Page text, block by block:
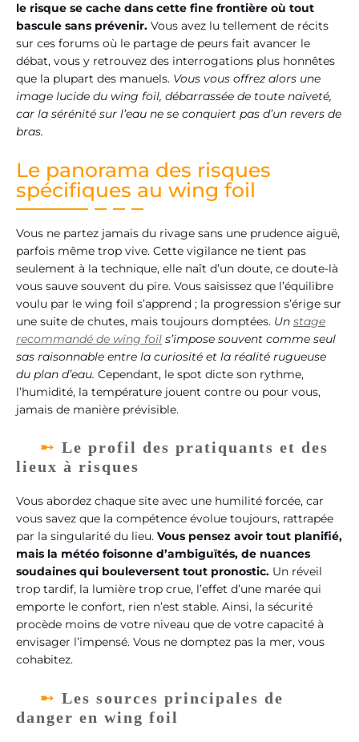
le risque se cache dans cette fine frontière où tout
bascule sans prévenir. Vous avez lu tellement de récits
sur ces forums où le partage de peurs fait avancer le
débat, vous y retrouvez des interrogations plus honnêtes
que la plupart des manuels. Vous vous offrez alors une
image lucide du wing foil, débarrassée de toute naïveté,
car la sérénité sur l’eau ne se conquiert pas d’un revers de
bras.
Le panorama des risques
spécifiques au wing foil
Vous ne partez jamais du rivage sans une prudence aiguë,
parfois même trop vive. Cette vigilance ne tient pas
seulement à la technique, elle naît d’un doute, ce doute-là
vous sauve souvent du pire. Vous saisissez que l’équilibre
voulu par le wing foil s’apprend ; la progression s’érige sur
une suite de chutes, mais toujours domptées. Un stage
recommandé de wing foil s’impose souvent comme seul
sas raisonnable entre la curiosité et la réalité rugueuse
du plan d’eau. Cependant, le spot dicte son rythme,
l’humidité, la température jouent contre ou pour vous,
jamais de manière prévisible.
Le profil des pratiquants et des
lieux à risques
Vous abordez chaque site avec une humilité forcée, car
vous savez que la compétence évolue toujours, rattrapée
par la singularité du lieu. Vous pensez avoir tout planifié,
mais la météo foisonne d’ambiguïtés, de nuances
soudaines qui bouleversent tout pronostic. Un réveil
trop tardif, la lumière trop crue, l’effet d’une marée qui
emporte le confort, rien n’est stable. Ainsi, la sécurité
procède moins de votre niveau que de votre capacité à
envisager l’impensé. Vous ne domptez pas la mer, vous
cohabitez.
Les sources principales de
danger en wing foil